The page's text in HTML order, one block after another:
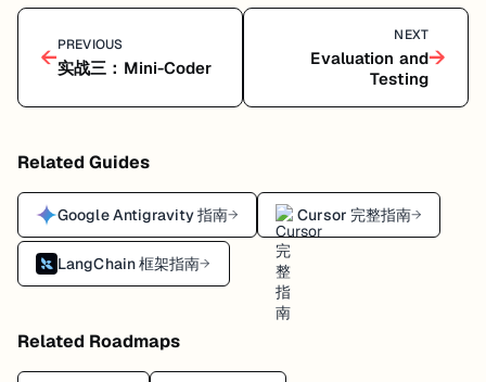
←PREVIOUS
实战三：Mini-Coder
NEXT
Evaluation and
Testing
→
Related Guides
Google Antigravity 指南→ Cursor 完整指南→
LangChain 框架指南→
Related Roadmaps